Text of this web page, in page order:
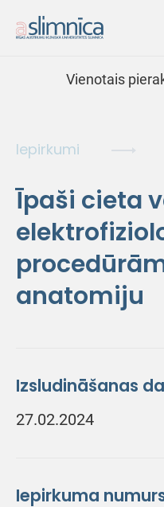
Vienotais
Iepirkumi
Īpaši cieta
anatomiju
Izsludināšanas
27.02.2024
Iepirkuma